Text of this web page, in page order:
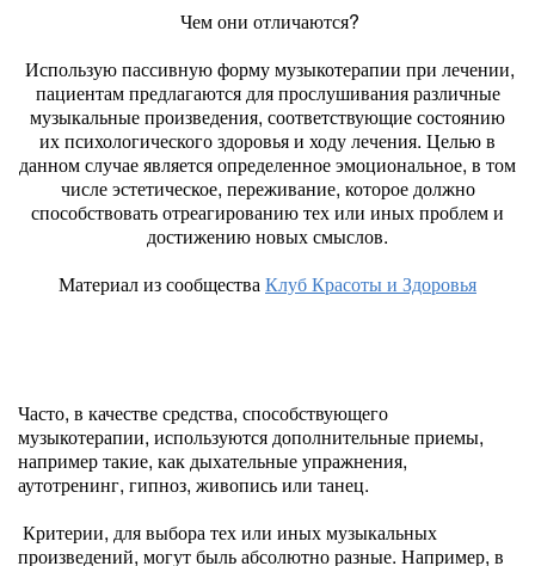
Чем они отличаются?
Использую пассивную форму музыкотерапии при лечении,
пациентам предлагаются для прослушивания различные
музыкальные произведения, соответствующие состоянию
их психологического здоровья и ходу лечения. Целью в
данном случае является определенное эмоциональное, в том
числе эстетическое, переживание, которое должно
способствовать отреагированию тех или иных проблем и
достижению новых смыслов.
Материал из сообществаКлуб Красоты и Здоровья
Часто, в качестве средства, способствующего
музыкотерапии, используются дополнительные приемы,
например такие, как дыхательные упражнения,
аутотренинг, гипноз, живопись или танец.
Критерии, для выбора тех или иных музыкальных
произведений, могут быль абсолютно разные. Например, в